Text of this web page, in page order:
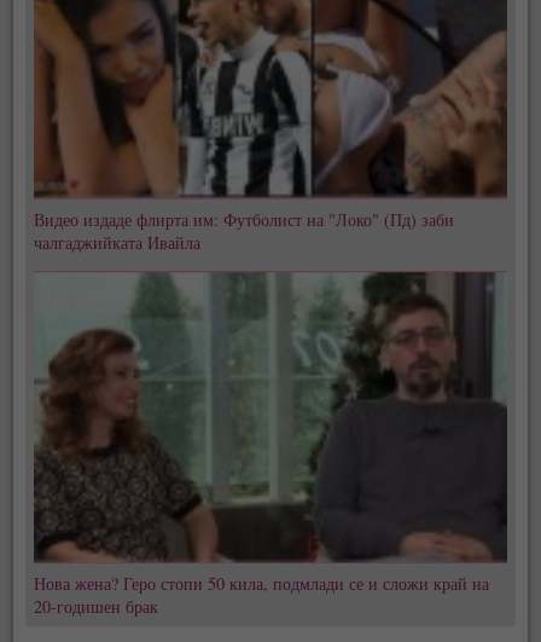
Видео издаде флирта им: Футболист на "Локо" (Пд) заби
чалгаджийката Ивайла
Нова жена? Геро стопи 50 кила, подмлади се и сложи край на
20-годишен брак